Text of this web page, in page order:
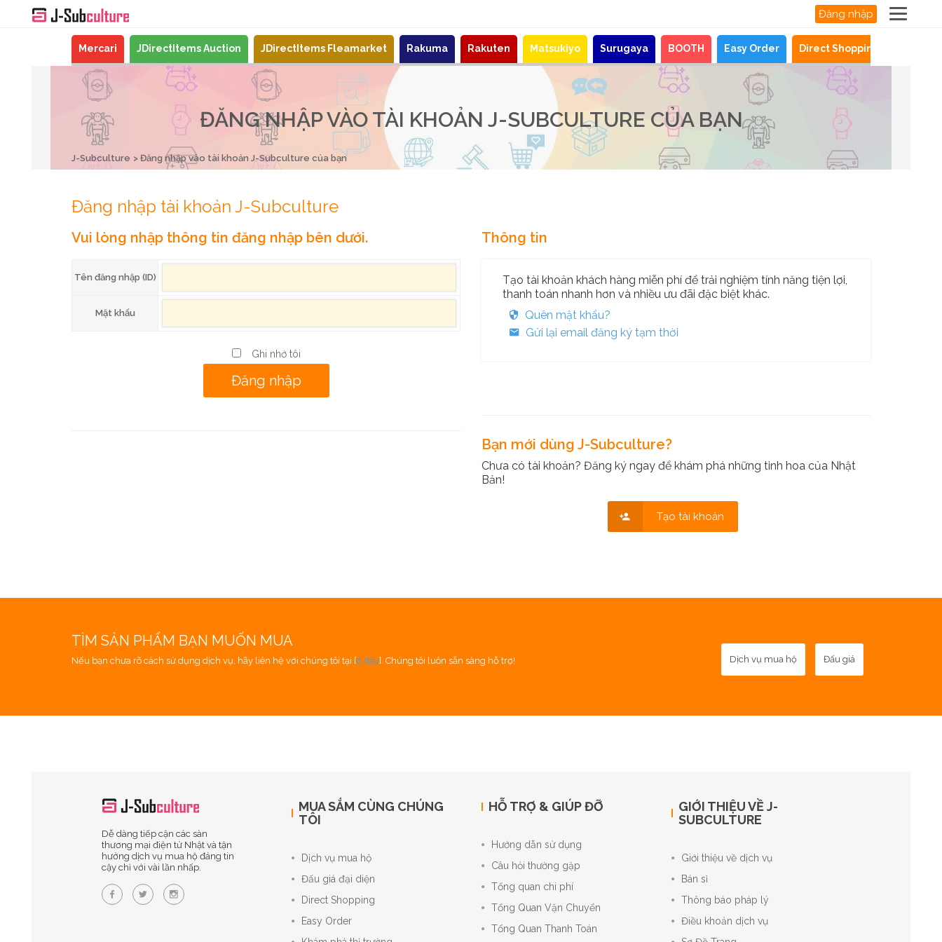
Đăng nhập
Mercari JDirectItems Auction JDirectItems Fleamarket Rakuma Rakuten Matsukiyo Surugaya BOOTH Easy Order Direct Shopping
ĐĂNG NHẬP VÀO TÀI KHOẢN J-SUBCULTURE CỦA BẠN
J-Subculture Đăng nhập vào tài khoản J-Subculture của bạn
Đăng nhập tài khoản J-Subculture
Vui lòng nhập thông tin đăng nhập bên dưới.
Tên đăng nhập (ID)
Mật khẩu
Ghi nhớ tôi
Thông tin
Tạo tài khoản khách hàng miễn phí để trải nghiệm tính năng tiện lợi,
thanh toán nhanh hơn và nhiều ưu đãi đặc biệt khác.
Quên mật khẩu?
Gửi lại email đăng ký tạm thời
Bạn mới dùng J-Subculture?
Chưa có tài khoản? Đăng ký ngay để khám phá những tinh hoa của Nhật
Bản!
Tạo tài khoản
TÌM SẢN PHẨM BẠN MUỐN MUA
Nếu bạn chưa rõ cách sử dụng dịch vụ, hãy liên hệ với chúng tôi tại [ở đây]. Chúng tôi luôn sẵn sàng hỗ trợ! Dịch vụ mua hộ Đấu giá
Dễ dàng tiếp cận các sàn
thương mại điện tử Nhật và tận
hưởng dịch vụ mua hộ đáng tin
cậy chỉ với vài lần nhấp.
MUA SẮM CÙNG CHÚNG
TÔI
Dịch vụ mua hộ
Đấu giá đại diện
Direct Shopping
Easy Order
HỖ TRỢ & GIÚP ĐỠ
Hướng dẫn sử dụng
Câu hỏi thường gặp
Tổng quan chi phí
Tổng Quan Vận Chuyển
Tổng Quan Thanh Toán
GIỚI THIỆU VỀ J-
SUBCULTURE
Giới thiệu về dịch vụ
Bán sỉ
Thông báo pháp lý
Điều khoản dịch vụ